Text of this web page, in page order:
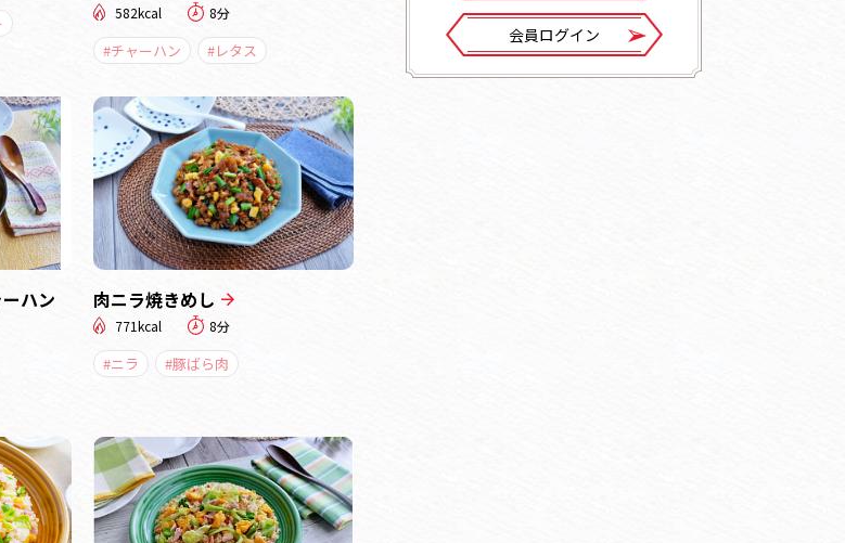
582kcal 8分
#チャーハン #レタス
ハン 肉ニラ焼きめし
771kcal 8分
#ニラ #豚ばら肉
会員ログイン